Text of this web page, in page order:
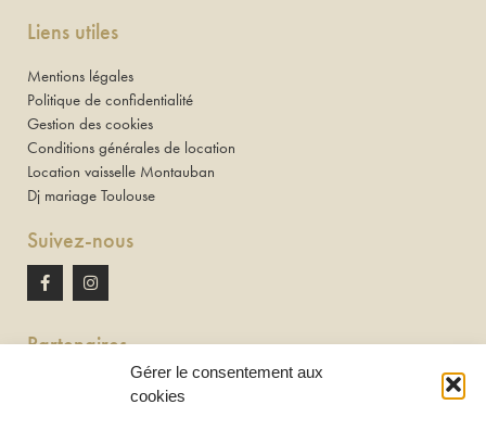
Gérer le consentement aux
cookies
Liens utiles
Mentions légales
Politique de confidentialité
Gestion des cookies
Conditions générales de location
Location vaisselle Montauban
Dj mariage Toulouse
Suivez-nous
Partenaires
Newton discomobile